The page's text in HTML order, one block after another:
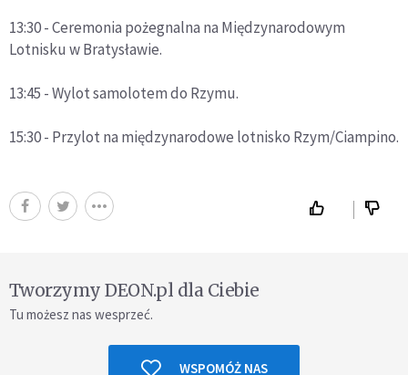
13:30 - Ceremonia pożegnalna na Międzynarodowym
Lotnisku w Bratysławie.
13:45 - Wylot samolotem do Rzymu.
15:30 - Przylot na międzynarodowe lotnisko Rzym/Ciampino.
Tworzymy DEON.pl dla Ciebie
Tu możesz nas wesprzeć.
WSPOMÓŻ NAS